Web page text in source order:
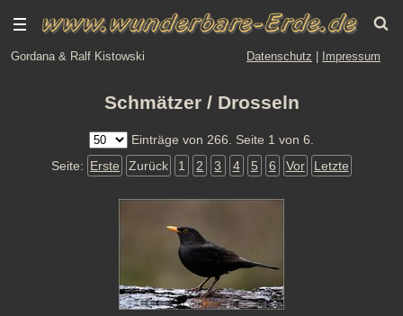
Gordana & Ralf Kistowski Datenschutz Impressum
Schmätzer / Drosseln
Einträge von 266. Seite 1 von 6.
Seite: Erste Zurück 1 2 3 4 5 6 Vor Letzte